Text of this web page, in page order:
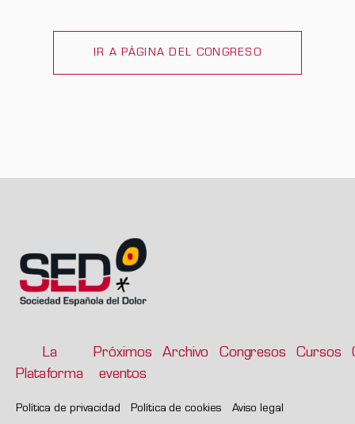
IR A PÁGINA DEL CONGRESO
La
Plataforma
Próximos
eventos
Archivo Congresos Cursos
Política de privacidad Política de cookies Aviso legal